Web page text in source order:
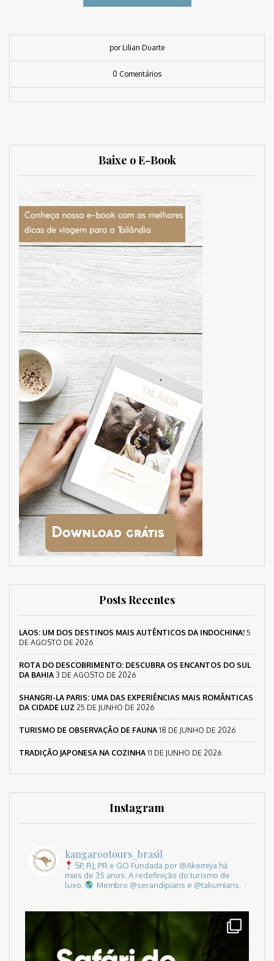
por Lilian Duarte
0 Comentários
Baixe o E-Book
Posts Recentes
LAOS: UM DOS DESTINOS MAIS AUTÊNTICOS DA INDOCHINA! 5
DE AGOSTO DE 2026
ROTA DO DESCOBRIMENTO: DESCUBRA OS ENCANTOS DO SUL
DA BAHIA 3 DE AGOSTO DE 2026
SHANGRI-LA PARIS: UMA DAS EXPERIÊNCIAS MAIS ROMÂNTICAS
DA CIDADE LUZ 25 DE JUNHO DE 2026
TURISMO DE OBSERVAÇÃO DE FAUNA 18 DE JUNHO DE 2026
TRADIÇÃO JAPONESA NA COZINHA 11 DE JUNHO DE 2026
Instagram
kangarootours_brasil
SP, RJ, PR e GO Fundada por @Akemiya há
mais de 35 anos. A redefinição do turismo de
luxo.
Membro @serandipians e @takumians.